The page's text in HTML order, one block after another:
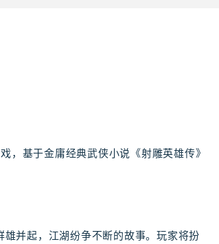
，基于金庸经典武侠小说《射雕英雄传》
并起，江湖纷争不断的故事。玩家将扮